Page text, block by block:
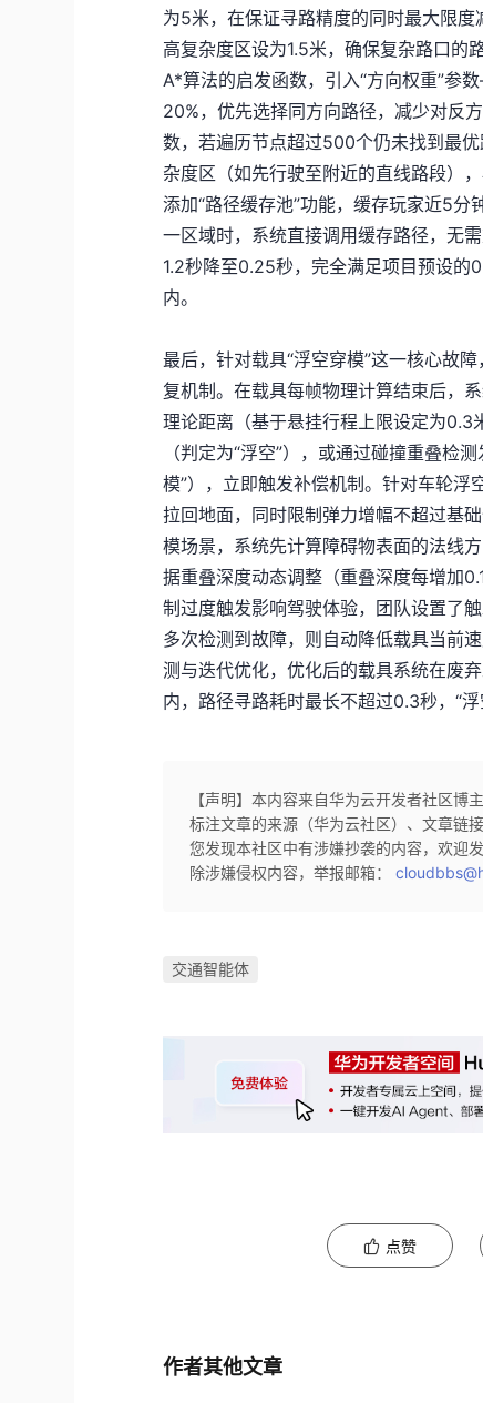
为5米，在保证寻路精度的同时最大限度
高复杂度区设为1.5米，确保复杂路口的
A*算法的启发函数，引入“方向权重”参
20%，优先选择同方向路径，减少对反
数，若遍历节点超过500个仍未找到最
杂度区（如先行驶至附近的直线路段）
添加“路径缓存池”功能，缓存玩家近5
一区域时，系统直接调用缓存路径，无
1.2秒降至0.25秒，完全满足项目预设
内。
最后，针对载具“浮空穿模”这一核心故
复机制。在载具每帧物理计算结束后，
理论距离（基于悬挂行程上限设定为
（判定为“浮空”），或通过碰撞重叠检
模”），立即触发补偿机制。针对车轮
拉回地面，同时限制弹力增幅不超过基
模场景，系统先计算障碍物表面的法线
据重叠深度动态调整（重叠深度每增加
制过度触发影响驾驶体验，团队设置了
多次检测到故障，则自动降低载具当前
测与迭代优化，优化后的载具系统在废
内，路径寻路耗时最长不超过0.3秒，“
【声明】本内容来自华为云开发者社区
标注文章的来源（华为云社区）、文章链
您发现本社区中有涉嫌抄袭的内容，欢迎
除涉嫌侵权内容，举报邮箱：
交通智能体
点赞
作者其他文章